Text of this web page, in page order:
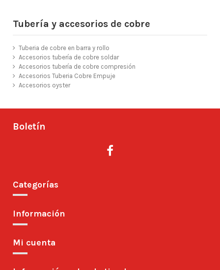
Tubería y accesorios de cobre
Tuberia de cobre en barra y rollo
Accesorios tubería de cobre soldar
Accesorios tubería de cobre compresión
Accesorios Tuberia Cobre Empuje
Accesorios oyster
Boletín
Categorías
Información
Mi cuenta